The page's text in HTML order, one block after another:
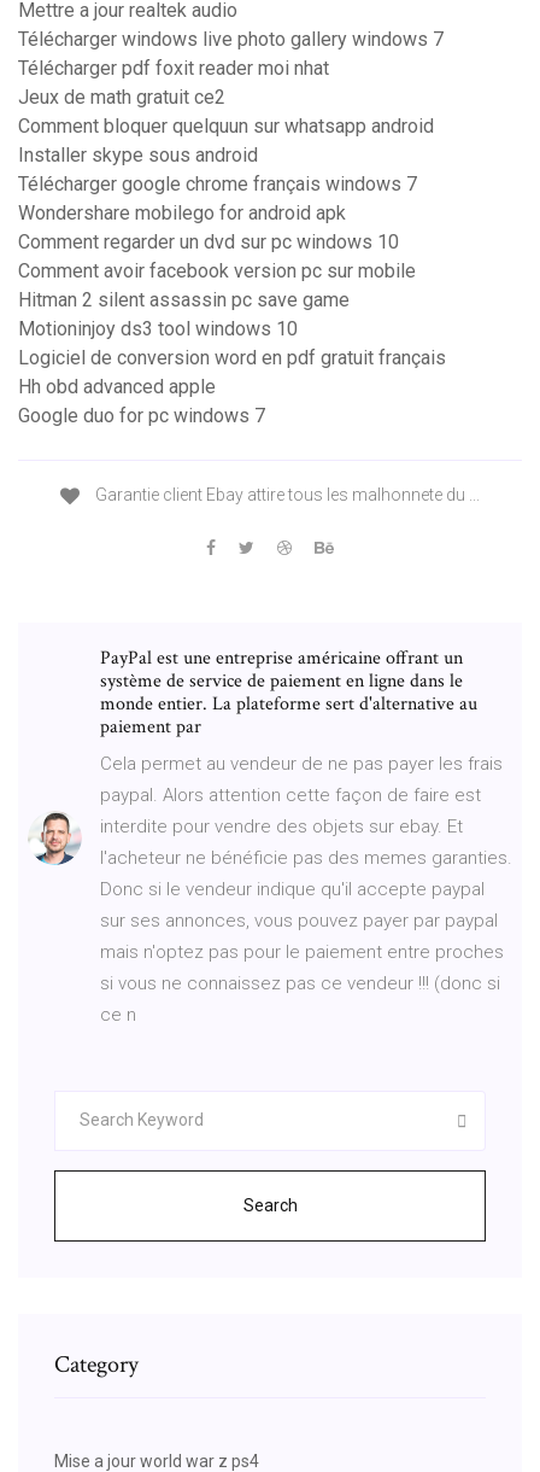
Mettre a jour realtek audio
Télécharger windows live photo gallery windows 7
Télécharger pdf foxit reader moi nhat
Jeux de math gratuit ce2
Comment bloquer quelquun sur whatsapp android
Installer skype sous android
Télécharger google chrome français windows 7
Wondershare mobilego for android apk
Comment regarder un dvd sur pc windows 10
Comment avoir facebook version pc sur mobile
Hitman 2 silent assassin pc save game
Motioninjoy ds3 tool windows 10
Logiciel de conversion word en pdf gratuit français
Hh obd advanced apple
Google duo for pc windows 7
Garantie client Ebay attire tous les malhonnete du ...
PayPal est une entreprise américaine offrant un
système de service de paiement en ligne dans le
monde entier. La plateforme sert d'alternative au
paiement par
Cela permet au vendeur de ne pas payer les frais
paypal. Alors attention cette façon de faire est
interdite pour vendre des objets sur ebay. Et
l'acheteur ne bénéficie pas des memes garanties.
Donc si le vendeur indique qu'il accepte paypal
sur ses annonces, vous pouvez payer par paypal
mais n'optez pas pour le paiement entre proches
si vous ne connaissez pas ce vendeur !!! (donc si
ce n
Search
Category
Mise a jour world war z ps4